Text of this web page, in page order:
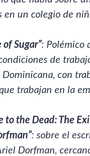
en un colegio de
of Sugar”: Polémico
de
Dominicana, con
trabajan en la
to the Dead: The
: sobre el
Dorfman,